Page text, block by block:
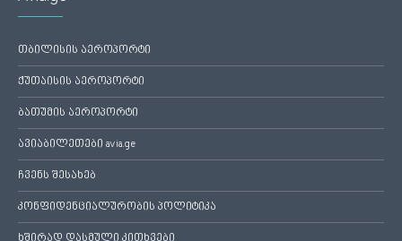
თბილისის აეროპორტი
ქუთაისის აეროპორტი
ბათუმის აეროპორტი
ავიაბილეთები avia.ge
ჩვენს შესახებ
კონფიდენციალურობის პოლიტიკა